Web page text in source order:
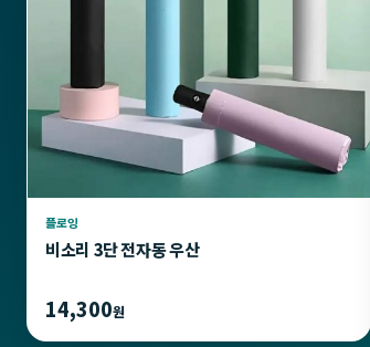
플로잉
비소리 3단 전자동 우산
14,300원